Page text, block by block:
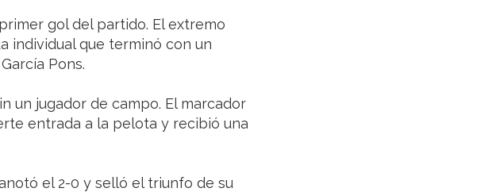
gol del partido. El extremo
individual que terminó con un
Pons.
un jugador de campo. El marcador
entrada a la pelota y recibió una
el 2-0 y selló el triunfo de su